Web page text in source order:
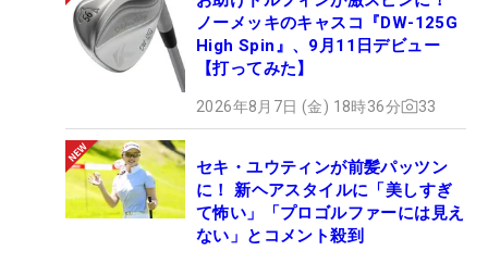
ノーメッキのキャスコ『DW-125G
High Spin』、9月11日デビュー
【打ってみた】
2026年8月7日 (金) 18時36分 33
セキ・ユウティンが前髪パッツン
に！ 新ヘアスタイルに「美しすぎ
て怖い」「プロゴルファーには見え
ない」とコメント殺到